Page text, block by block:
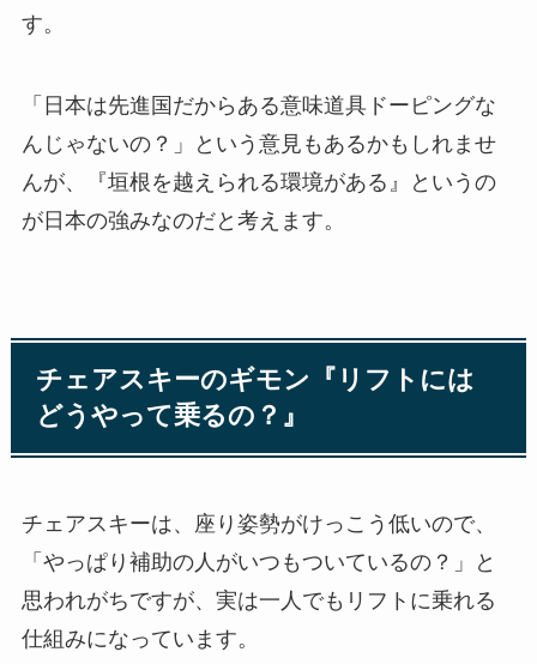
す。
「日本は先進国だからある意味道具ドーピングな
んじゃないの？」という意見もあるかもしれませ
んが、『垣根を越えられる環境がある』というの
が日本の強みなのだと考えます。
チェアスキーのギモン『リフトには
どうやって乗るの？』
チェアスキーは、座り姿勢がけっこう低いので、
「やっぱり補助の人がいつもついているの？」と
思われがちですが、実は一人でもリフトに乗れる
仕組みになっています。